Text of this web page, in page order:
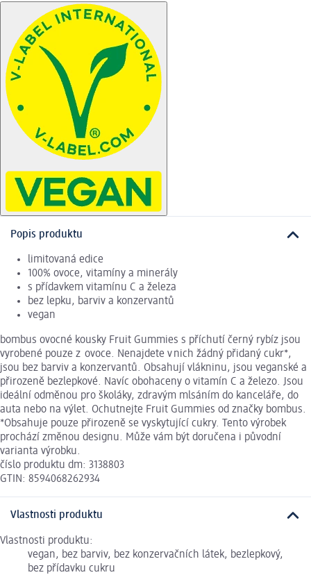
Popis produktu
limitovaná edice
100% ovoce, vitamíny a minerály
s přídavkem vitamínu C a železa
bez lepku, barviv a konzervantů
vegan
bombus ovocné kousky Fruit Gummies s příchutí černý rybíz jsou
vyrobené pouze z ovoce. Nenajdete v nich žádný přidaný cukr*,
jsou bez barviv a konzervantů. Obsahují vlákninu, jsou veganské a
přirozeně bezlepkové. Navíc obohaceny o vitamín C a železo. Jsou
ideální odměnou pro školáky, zdravým mlsáním do kanceláře, do
auta nebo na výlet. Ochutnejte Fruit Gummies od značky bombus.
*Obsahuje pouze přirozeně se vyskytující cukry. Tento výrobek
prochází změnou designu. Může vám být doručena i původní
varianta výrobku.
číslo produktu dm: 3138803
GTIN: 8594068262934
Vlastnosti produktu
Vlastnosti produktu:
vegan, bez barviv, bez konzervačních látek, bezlepkový,
bez přídavku cukru